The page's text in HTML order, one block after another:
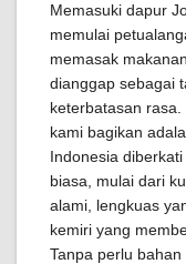
Memasuki dapur
memulai
memasak
dianggap sebagai
keterbatasan
kami bagikan
Indonesia
biasa, mulai dari
alami, lengkuas
kemiri yang
Tanpa perlu